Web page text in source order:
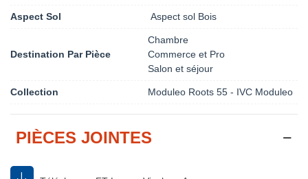
Aspect Sol Aspect sol Bois
Destination Par Pièce
Chambre
Commerce et Pro
Salon et séjour
Collection Moduleo Roots 55 - IVC Moduleo
PIÈCES JOINTES